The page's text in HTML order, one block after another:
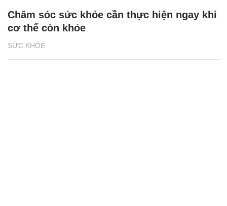
SỨC KHỎE
Chăm sóc sức khỏe cần thực hiện ngay khi
cơ thể còn khỏe